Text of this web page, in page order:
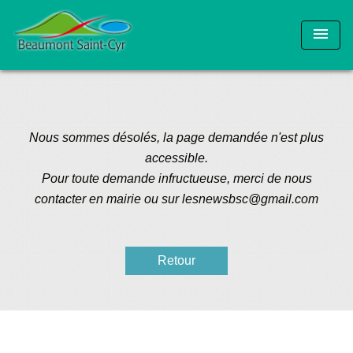
menu
Nous sommes désolés, la page demandée n'est plus
accessible.
Pour toute demande infructueuse, merci de nous
contacter en mairie ou sur lesnewsbsc@gmail.com
Retour